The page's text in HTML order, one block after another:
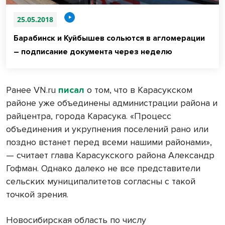
25.05.2018
Барабинск и Куйбышев сольются в агломерации
– подписание документа через неделю
Ранее VN.ru писал о том, что в Карасукском
районе уже объединены администрации района и
райцентра, города Карасука. «Процесс
объединения и укрупнения поселений рано или
поздно встанет перед всеми нашими районами»,
— считает глава Карасукского района Александр
Гофман. Однако далеко не все представители
сельских муниципалитетов согласны с такой
точкой зрения.
Новосибирская область по числу